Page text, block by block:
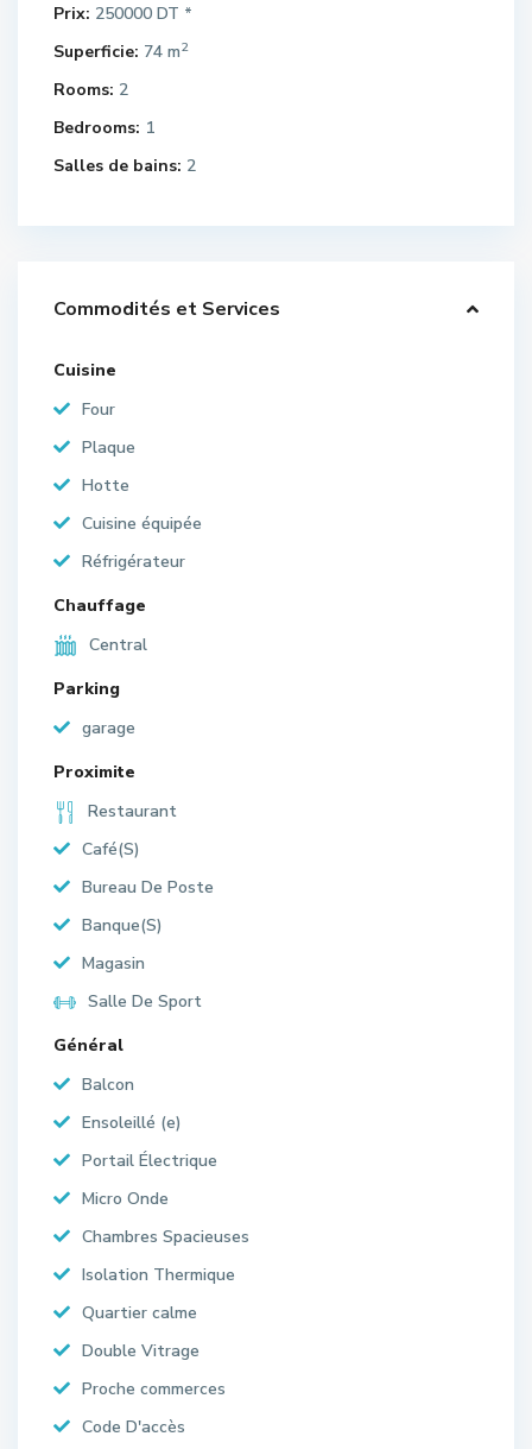
Prix: 250000 DT *
Superficie: 74 m2
Rooms: 2
Bedrooms: 1
Salles de bains: 2
Commodités et Services
Cuisine
Four
Plaque
Hotte
Cuisine équipée
Réfrigérateur
Chauffage
Central
Parking
garage
Proximite
Restaurant
Café(S)
Bureau De Poste
Banque(S)
Magasin
Salle De Sport
Général
Balcon
Ensoleillé (e)
Portail Électrique
Micro Onde
Chambres Spacieuses
Isolation Thermique
Quartier calme
Double Vitrage
Proche commerces
Code D'accès